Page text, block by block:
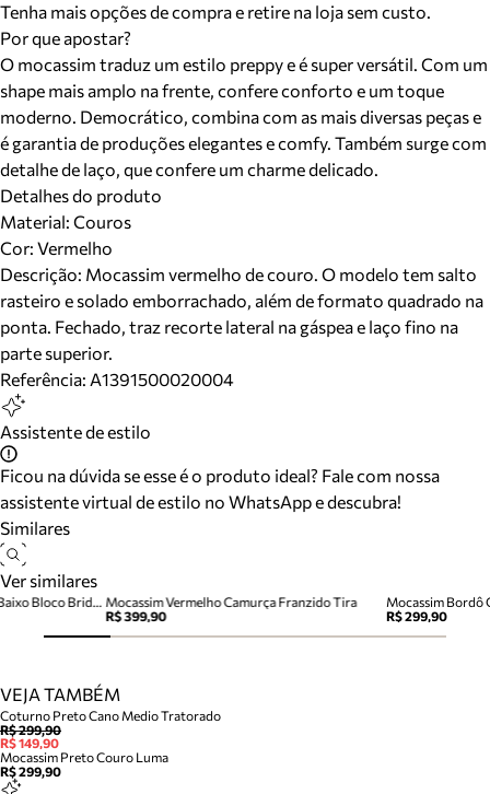
Tenha mais opções de compra e retire na loja sem custo.
Por que apostar?
O mocassim traduz um estilo preppy e é super versátil. Com um
shape mais amplo na frente, confere conforto e um toque
moderno. Democrático, combina com as mais diversas peças e
é garantia de produções elegantes e comfy. Também surge com
detalhe de laço, que confere um charme delicado.
Detalhes do produto
Material: Couros
Cor: Vermelho
Descrição: Mocassim vermelho de couro. O modelo tem salto
rasteiro e solado emborrachado, além de formato quadrado na
ponta. Fechado, traz recorte lateral na gáspea e laço fino na
parte superior.
Referência: A1391500020004
Assistente de estilo
Ficou na dúvida se esse é o produto ideal? Fale com nossa
assistente virtual de estilo no WhatsApp e descubra!
Similares
Ver similares
Mocassim Vermelho Camurça Franzido Tira
R$ 399,90
R$ 299,90
Mocassim Bordô Couro Salto Baixo Bloco Bridão
VEJA TAMBÉM
Coturno Preto Cano Medio Tratorado
R$ 299,90
R$ 149,90
Mocassim Preto Couro Luma
R$ 299,90